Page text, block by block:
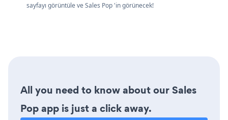
sayfayı görüntüle ve Sales Pop 'in görünecek!
All you need to know about our Sales
Pop app is just a click away.